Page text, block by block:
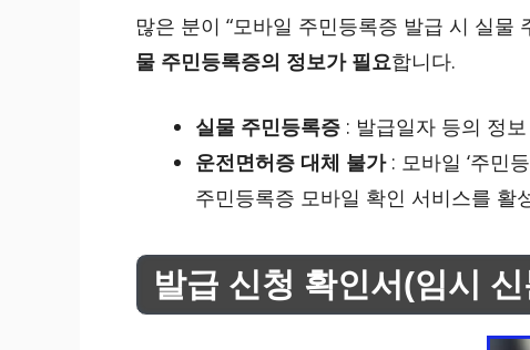
많은 분이 “모바일 주민등록증 발급 시 실물
물 주민등록증의 정보가 필요합니다.
실물 주민등록증 : 발급일자 등의 정
운전면허증 대체 불가: 모바일 ‘주민
주민등록증 모바일 확인 서비스를 활
발급 신청 확인서(임시